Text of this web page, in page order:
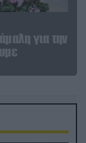
για την